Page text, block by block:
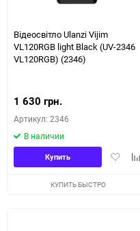
Відеосвітло Ulanzi Vijim
VL120RGB light Black (UV-2346
VL120RGB) (2346)
1 630 грн.
Артикул: 2346
В наличии
Купить
КУПИТЬ БЫСТРО